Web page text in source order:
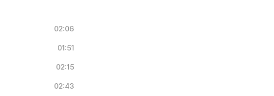
02:06
01:51
02:15
02:43